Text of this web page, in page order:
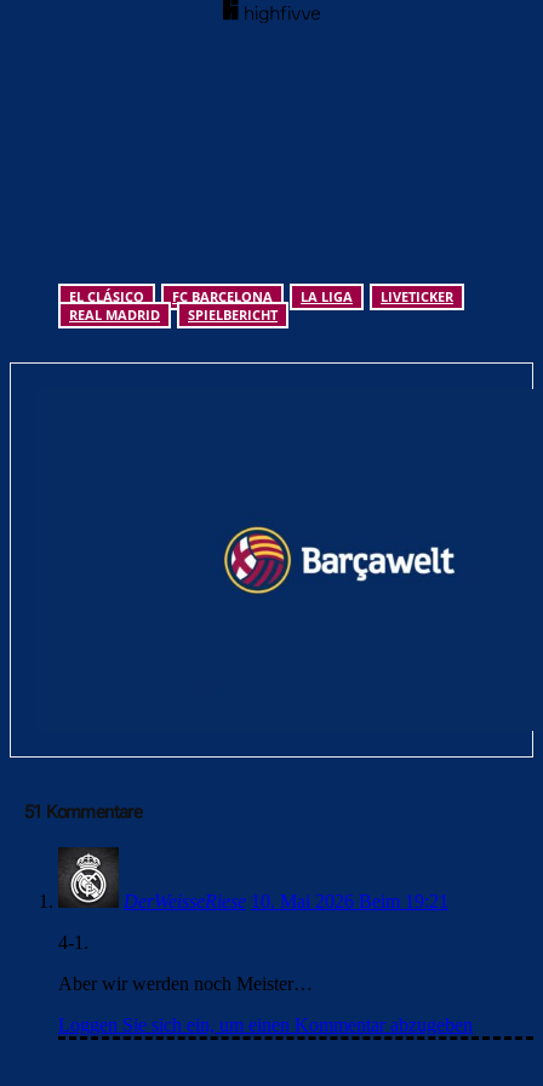
EL CLÁSICO FC BARCELONA LA LIGA
LIVETICKER
REAL MADRID
SPIELBERICHT
51 Kommentare
DerWeisseRiese 10. Mai 2026 Beim 19:21
4-1.
Aber wir werden noch Meister…
Loggen Sie sich ein, um einen Kommentar abzugeben